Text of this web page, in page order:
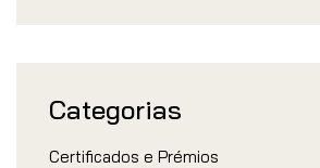
Categorias
Certificados e Prémios